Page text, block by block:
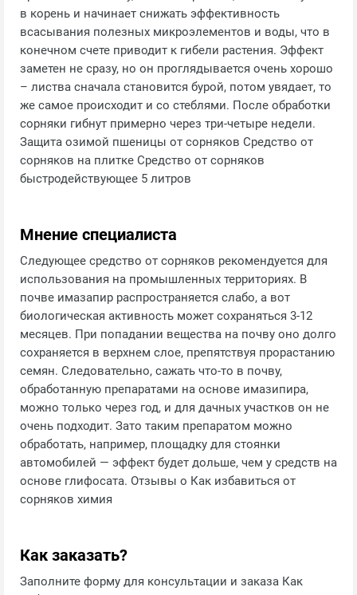
в корень и начинает снижать эффективность
всасывания полезных микроэлементов и воды, что в
конечном счете приводит к гибели растения. Эффект
заметен не сразу, но он проглядывается очень хорошо
– листва сначала становится бурой, потом увядает, то
же самое происходит и со стеблями. После обработки
сорняки гибнут примерно через три-четыре недели.
Защита озимой пшеницы от сорняков Средство от
сорняков на плитке Средство от сорняков
быстродействующее 5 литров
Мнение специалиста
Следующее средство от сорняков рекомендуется для
использования на промышленных территориях. В
почве имазапир распространяется слабо, а вот
биологическая активность может сохраняться 3-12
месяцев. При попадании вещества на почву оно долго
сохраняется в верхнем слое, препятствуя прорастанию
семян. Следовательно, сажать что-то в почву,
обработанную препаратами на основе имазипира,
можно только через год, и для дачных участков он не
очень подходит. Зато таким препаратом можно
обработать, например, площадку для стоянки
автомобилей — эффект будет дольше, чем у средств на
основе глифосата. Отзывы о Как избавиться от
сорняков химия
Как заказать?
Заполните форму для консультации и заказа Как